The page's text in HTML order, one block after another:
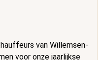
van Willemsen-
voor onze jaarlijkse